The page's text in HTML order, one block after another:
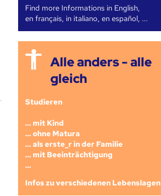
Find more Informations in English,
en français, in italiano, en español, ...
Alle anders - alle
gleich
Studieren
... mit Kind
... ohne Matura
... als erste_r in der Familie
... mit Beeinträchtigung
...
Infos zu verschiedenen Lebenslagen